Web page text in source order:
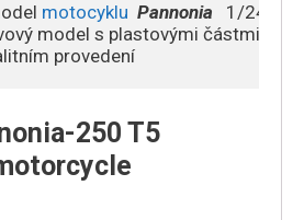
motocyklu Pannonia
  1/24
model s plastovými částmi
250 T5